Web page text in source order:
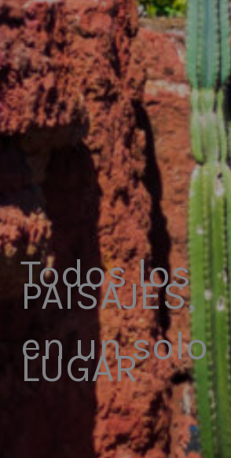
Todos los
PAISAJES,
en un solo
LUGAR